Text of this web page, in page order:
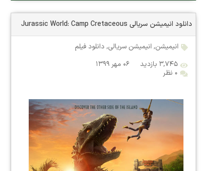
دانلود انیمیشن سریالی Jurassic World: Camp Cretaceous
انیمیشن, انیمیشن سریالی, دانلود فیلم
۳,۷۴۵ بازدید
۰۶ مهر ۱۳۹۹
۰ نظر